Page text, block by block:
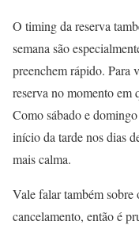
O timing da reserva
semana são
preenchem rápido. Para
reserva no momento em
Como sábado e
início da tarde nos dias
mais calma.
Vale falar também
cancelamento, então é